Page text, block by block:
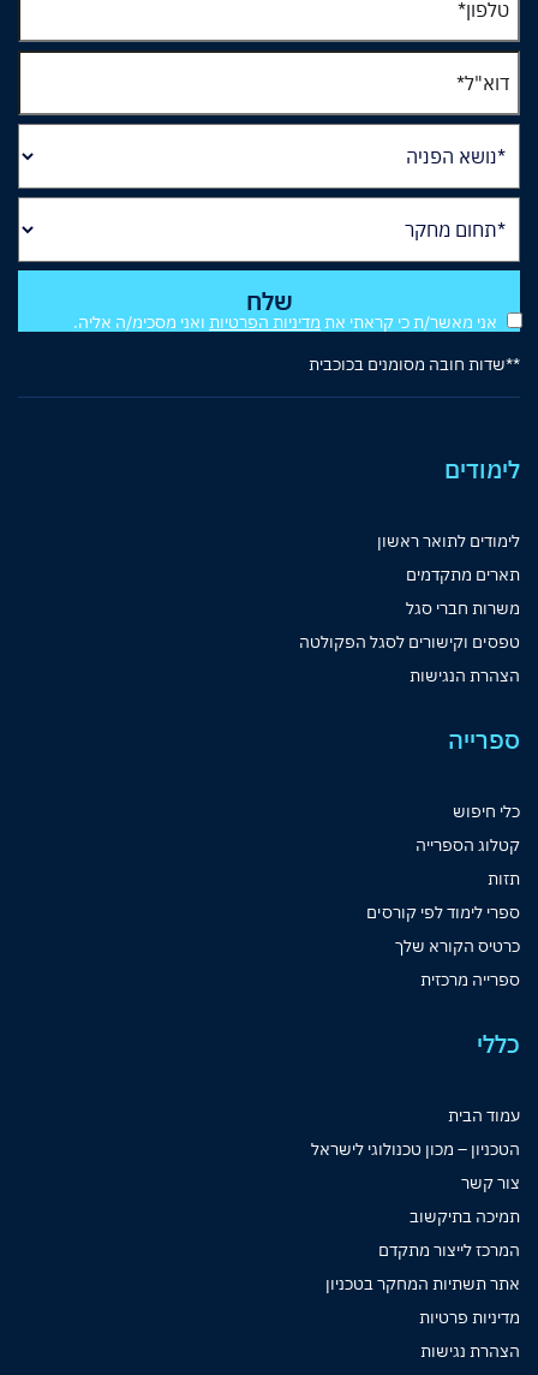
אני מאשר/ת כי קראתי את מדיניות הפרטיות
ואני מסכימ/ה אליה.
**שדות חובה מסומנים בכוכבית
לימודים
לימודים לתואר ראשון
תארים מתקדמים
משרות חברי סגל
טפסים וקישורים לסגל הפקולטה
הצהרת הנגישות
ספרייה
כלי חיפוש
קטלוג הספרייה
תזות
ספרי לימוד לפי קורסים
כרטיס הקורא שלך
ספרייה מרכזית
כללי
עמוד הבית
הטכניון – מכון טכנולוגי לישראל
צור קשר
תמיכה בתיקשוב
המרכז לייצור מתקדם
אתר תשתיות המחקר בטכניון
מדיניות פרטיות
הצהרת נגישות